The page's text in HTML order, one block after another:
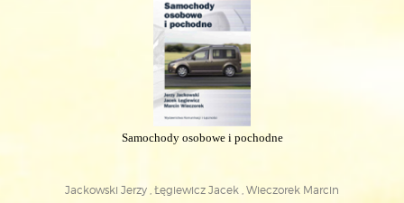
Samochody osobowe i pochodne
Jackowski Jerzy , Łęgiewicz Jacek , Wieczorek Marcin